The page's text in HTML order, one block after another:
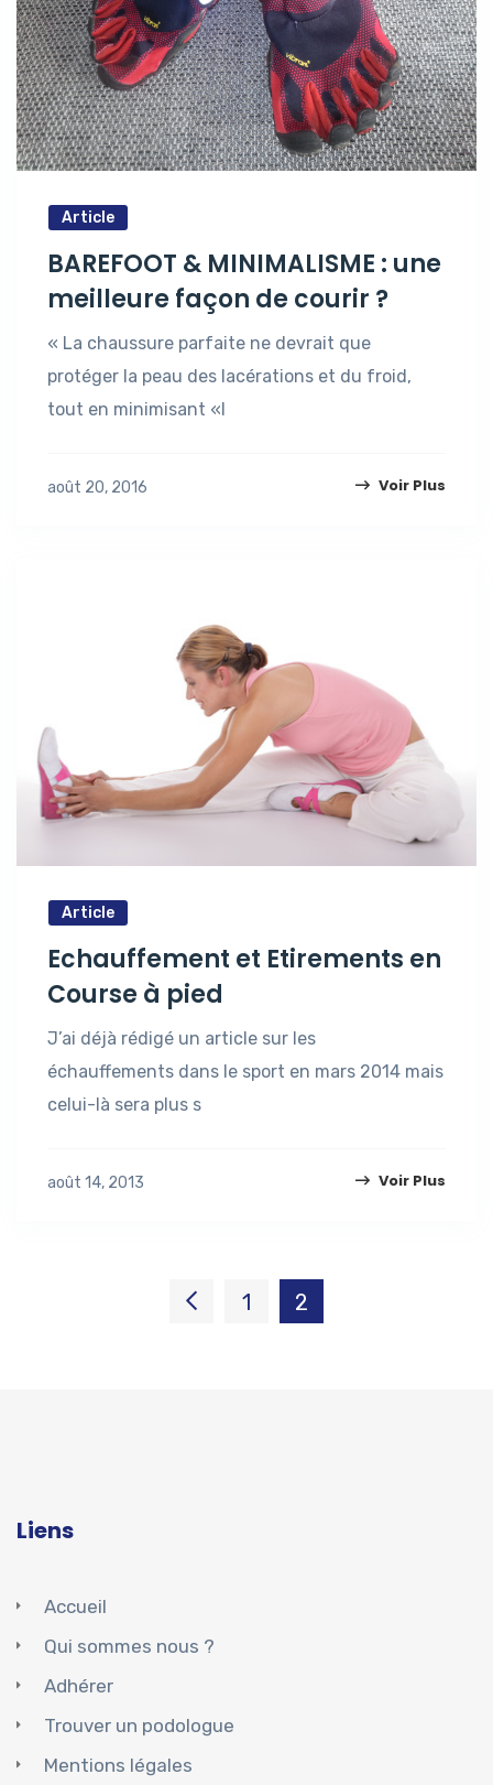
Article
BAREFOOT & MINIMALISME : une
meilleure façon de courir ?
« La chaussure parfaite ne devrait que
protéger la peau des lacérations et du froid,
tout en minimisant «l
août 20, 2016 Voir Plus
Article
Echauffement et Etirements en
Course à pied
J’ai déjà rédigé un article sur les
échauffements dans le sport en mars 2014 mais
celui-là sera plus s
août 14, 2013 Voir Plus
1 2
Liens
Accueil
Qui sommes nous ?
Adhérer
Trouver un podologue
Mentions légales